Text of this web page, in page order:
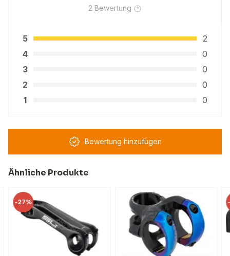
2 Bewertung
5
2
4
0
3
0
2
0
1
0
Bewertung hinzufügen
Ähnliche Produkte
-27%